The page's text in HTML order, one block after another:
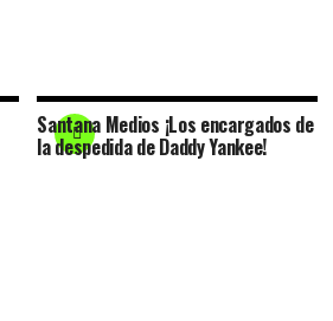
Santana Medios ¡Los encargados de
la despedida de Daddy Yankee!